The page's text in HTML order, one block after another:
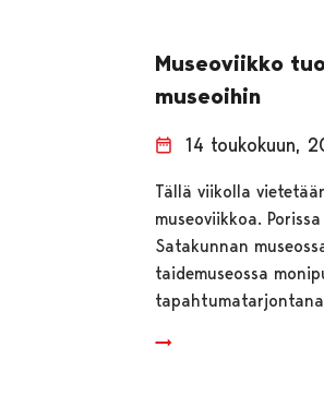
Museoviikko
museoihin
14 toukokuun,
Tällä viikolla
museoviikkoa.
Satakunnan
taidemuseossa